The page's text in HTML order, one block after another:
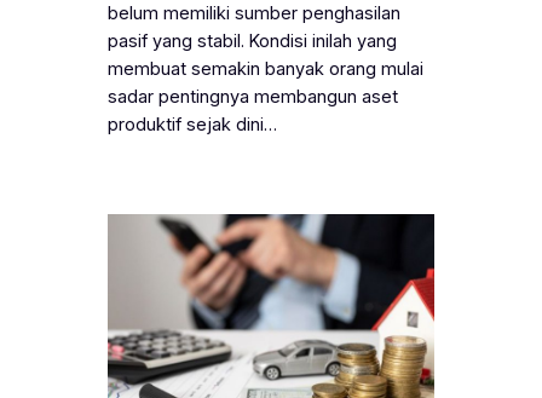
belum memiliki sumber penghasilan
pasif yang stabil. Kondisi inilah yang
membuat semakin banyak orang mulai
sadar pentingnya membangun aset
produktif sejak dini…